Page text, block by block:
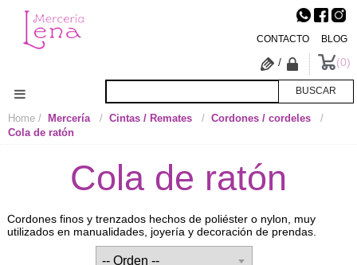
/ 0
CONTACTO BLOG
Home Mercería Cintas / Remates
Cordones / cordeles
Cola de ratón
Cola de ratón
Cordones finos y trenzados hechos de poliéster o nylon, muy
utilizados en manualidades, joyería y decoración de prendas.